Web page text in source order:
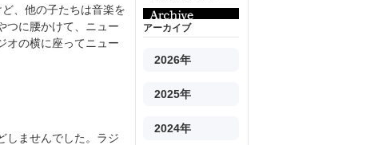
、他の子たちは音楽を
つに腰かけて、ニュー
オの横に座ってニュー
しませんでした。ラジ
アーカイブ
2026年
2025年
2024年